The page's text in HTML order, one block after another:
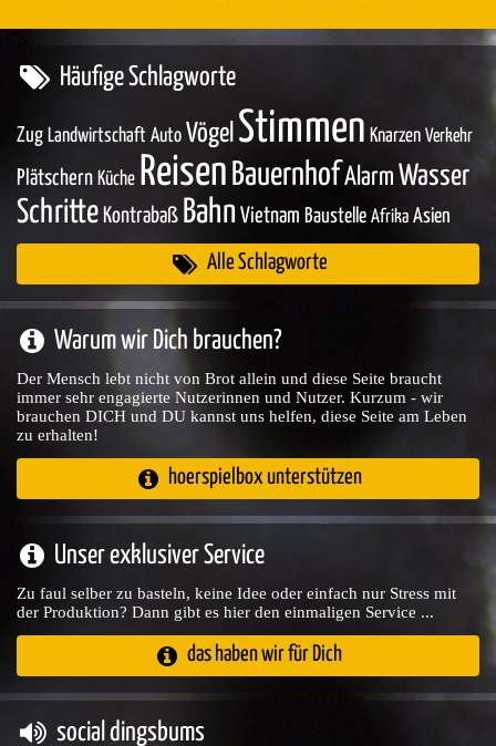
Häufige Schlagworte
Zug Landwirtschaft Auto Vögel Stimmen Knarzen Verkehr
Plätschern Küche Reisen BauernhofAlarm Wasser
Schritte Kontrabaß Bahn Vietnam Baustelle Afrika Asien
Alle Schlagworte
Warum wir Dich brauchen?
Der Mensch lebt nicht von Brot allein und diese Seite braucht
immer sehr engagierte Nutzerinnen und Nutzer. Kurzum - wir
brauchen DICH und DU kannst uns helfen, diese Seite am Leben
zu erhalten!
hoerspielbox unterstützen
Unser exklusiver Service
Zu faul selber zu basteln, keine Idee oder einfach nur Stress mit
der Produktion? Dann gibt es hier den einmaligen Service ...
das haben wir für Dich
social dingsbums